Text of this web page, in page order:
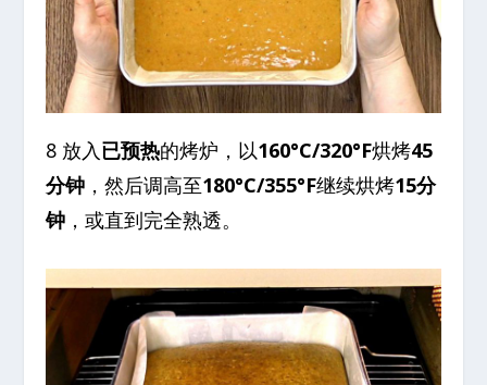
8 放入已预热的烤炉，以160°C/320°F烘烤45
分钟 ，然后调高至180°C/355°F继续烘烤15分
钟 ，或直到完全熟透。